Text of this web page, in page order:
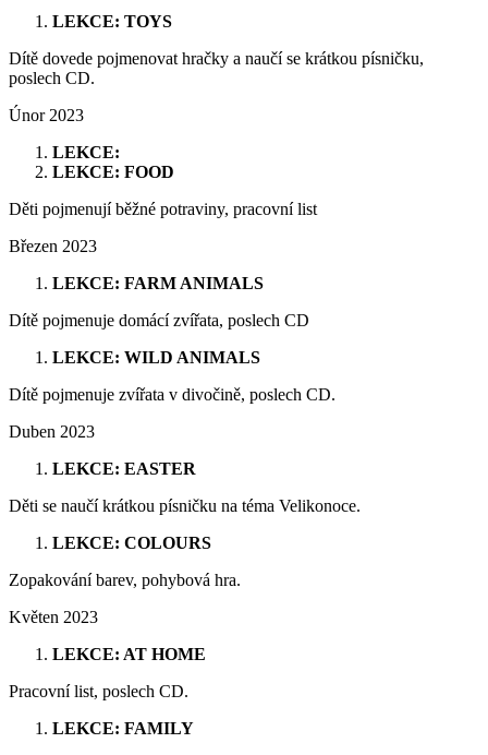
LEKCE: TOYS
Dítě dovede pojmenovat hračky a naučí se krátkou písničku,
poslech CD.
Únor 2023
LEKCE:
LEKCE: FOOD
Děti pojmenují běžné potraviny, pracovní list
Březen 2023
LEKCE: FARM ANIMALS
Dítě pojmenuje domácí zvířata, poslech CD
LEKCE: WILD ANIMALS
Dítě pojmenuje zvířata v divočině, poslech CD.
Duben 2023
LEKCE: EASTER
Děti se naučí krátkou písničku na téma Velikonoce.
LEKCE: COLOURS
Zopakování barev, pohybová hra.
Květen 2023
LEKCE: AT HOME
Pracovní list, poslech CD.
LEKCE: FAMILY